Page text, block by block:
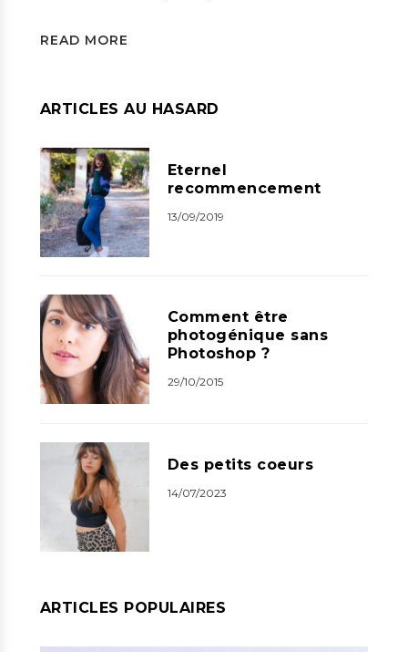
READ MORE
ARTICLES AU HASARD
Eternel
recommencement
13/09/2019
Comment être
photogénique sans
Photoshop ?
29/10/2015
Des petits coeurs
14/07/2023
ARTICLES POPULAIRES